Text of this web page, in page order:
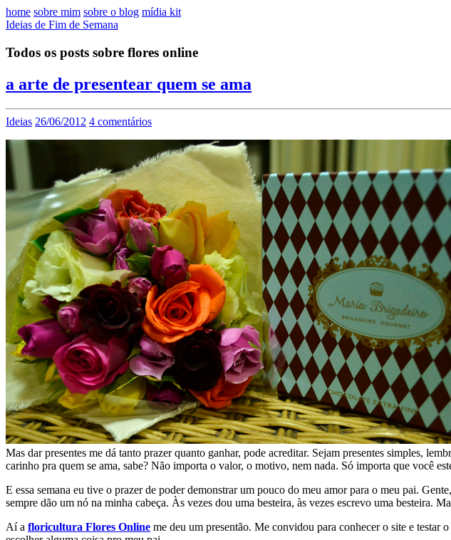
home sobre mim sobre o blog mídia kit
Ideias de Fim de Semana
Todos os posts sobre flores online
a arte de presentear quem se ama
Ideias 26/06/2012 4 comentários
Mas dar presentes me dá tanto prazer quanto ganhar, pode acreditar. Sejam presentes simples,
carinho pra quem se ama, sabe? Não importa o valor, o motivo, nem nada. Só importa que você
E essa semana eu tive o prazer de poder demonstrar um pouco do meu amor para o meu pai.
sempre dão um nó na minha cabeça. Às vezes dou uma besteira, às vezes escrevo uma besteira.
Aí a floricultura Flores Online me deu um presentão. Me convidou para conhecer o site e testar